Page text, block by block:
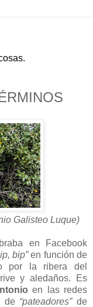
Galisteo Luque)
en Facebook
bip”en función de
por la ribera del
y aledaños. Es
en las redes
de “pateadores”de